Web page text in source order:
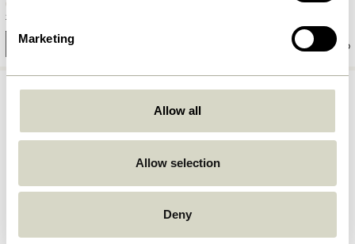
Marketing
Allow all
Allow selection
Deny
749,00
In den warenkorb